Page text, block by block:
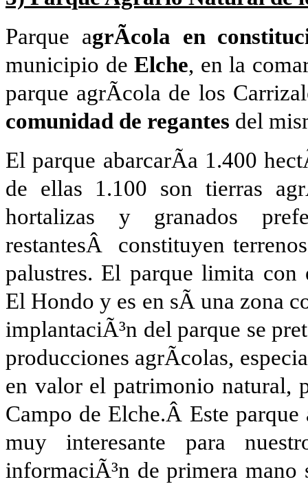
Parque agrÃ­cola en
municipio deElche, en la
parque agrÃ­cola de los
comunidad de regantes del
El parque abarcarÃ­a 1.400
de ellas 1.100 son tierras
hortalizas y granados
restantesÂ constituyen
palustres. El parque limita con
El Hondo y es en sÃ­ una zona
implantaciÃ³n del parque se
producciones agrÃ­colas,
en valor el patrimonio natural,
Campo de Elche.Â Este
muy interesante para
informaciÃ³n de primera mano